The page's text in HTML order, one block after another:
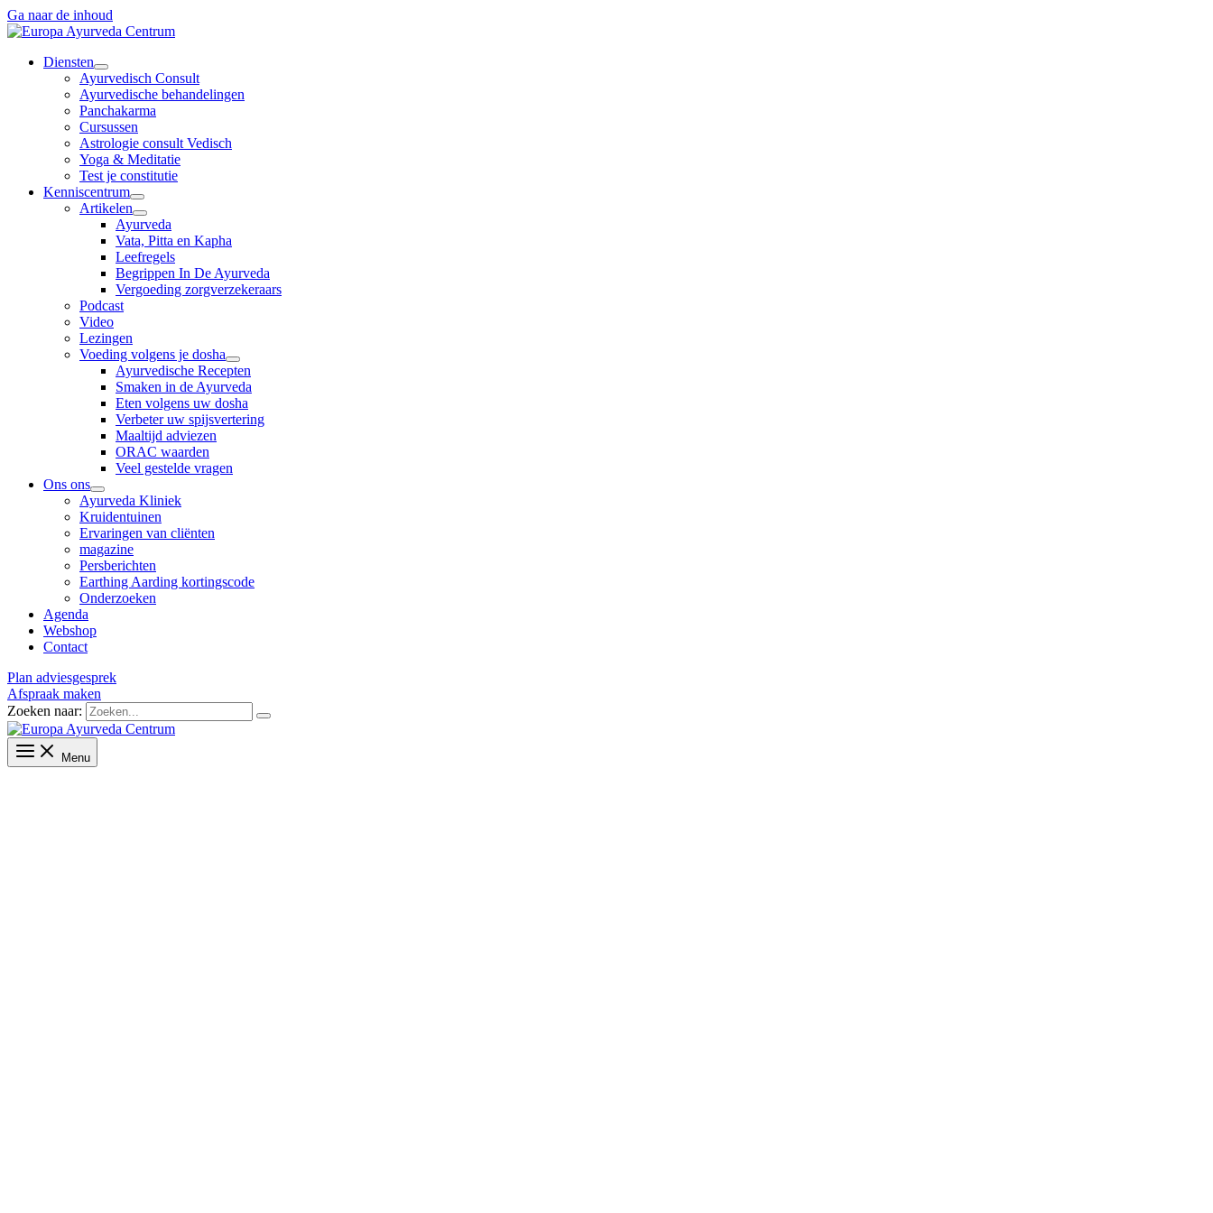
Ga naar de inhoud
Diensten
Ayurvedisch Consult
Ayurvedische behandelingen
Panchakarma
Cursussen
Astrologie consult Vedisch
Yoga & Meditatie
Test je constitutie
Kenniscentrum
Artikelen
Ayurveda
Vata, Pitta en Kapha
Leefregels
Begrippen In De Ayurveda
Vergoeding zorgverzekeraars
Podcast
Video
Lezingen
Voeding volgens je dosha
Ayurvedische Recepten
Smaken in de Ayurveda
Eten volgens uw dosha
Verbeter uw spijsvertering
Maaltijd adviezen
ORAC waarden
Veel gestelde vragen
Ons ons
Ayurveda Kliniek
Kruidentuinen
Ervaringen van cliënten
magazine
Persberichten
Earthing Aarding kortingscode
Onderzoeken
Agenda
Webshop
Contact
Plan adviesgesprek
Afspraak maken
Zoeken naar:
Menu